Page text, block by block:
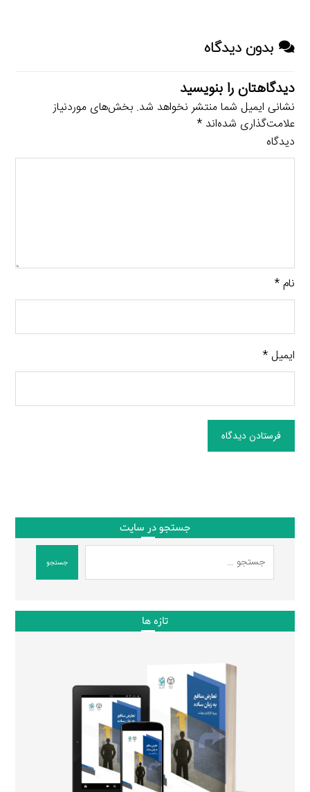
بدون دیدگاه
دیدگاهتان را بنویسید
نشانی ایمیل شما منتشر نخواهد شد. بخش‌های موردنیاز
علامت‌گذاری شده‌اند*
دیدگاه
نام*
ایمیل*
فرستادن دیدگاه
جستجو در سایت
جستجو
تازه ها